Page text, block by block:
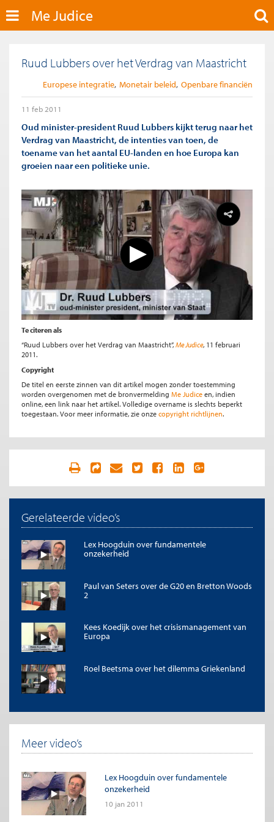
Me Judice
Ruud Lubbers over het Verdrag van Maastricht
Europese integratie Monetair beleid Openbare financiën
11 feb 2011
Oud minister-president Ruud Lubbers kijkt terug naar het
Verdrag van Maastricht, de intenties van toen, de
toename van het aantal EU-landen en hoe Europa kan
groeien naar een politieke unie.
Te citeren als
“Ruud Lubbers over het Verdrag van Maastricht”, Me Judice, 11 februari
2011.
Copyright
De titel en eerste zinnen van dit artikel mogen zonder toestemming
worden overgenomen met de bronvermelding Me Judice en, indien
online, een link naar het artikel. Volledige overname is slechts beperkt
toegestaan. Voor meer informatie, zie onze copyright richtlijnen.
Gerelateerde video’s
Lex Hoogduin over fundamentele
onzekerheid
Paul van Seters over de G20 en Bretton Woods
2
Kees Koedijk over het crisismanagement van
Europa
Roel Beetsma over het dilemma Griekenland
Meer video’s
Lex Hoogduin over fundamentele
onzekerheid
10 jan 2011